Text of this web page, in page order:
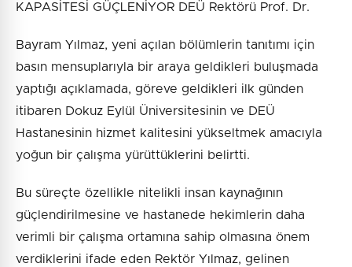
KAPASİTESİ GÜÇLENİYOR DEÜ Rektörü Prof. Dr.
Bayram Yılmaz, yeni açılan bölümlerin tanıtımı için
basın mensuplarıyla bir araya geldikleri buluşmada
yaptığı açıklamada, göreve geldikleri ilk günden
itibaren Dokuz Eylül Üniversitesinin ve DEÜ
Hastanesinin hizmet kalitesini yükseltmek amacıyla
yoğun bir çalışma yürüttüklerini belirtti.
Bu süreçte özellikle nitelikli insan kaynağının
güçlendirilmesine ve hastanede hekimlerin daha
verimli bir çalışma ortamına sahip olmasına önem
verdiklerini ifade eden Rektör Yılmaz, gelinen